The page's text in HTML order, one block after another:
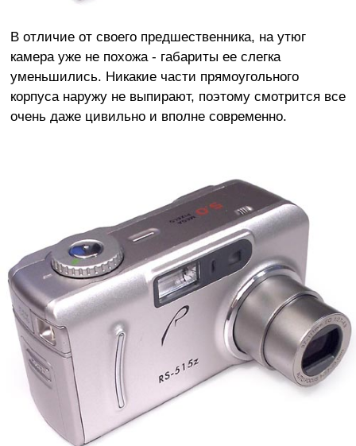
В отличие от своего предшественника, на утюг
камера уже не похожа - габариты ее слегка
уменьшились. Никакие части прямоугольного
корпуса наружу не выпирают, поэтому смотрится все
очень даже цивильно и вполне современно.